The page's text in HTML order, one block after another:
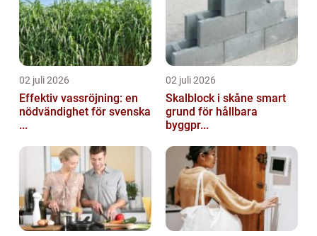
02 juli 2026
Effektiv vassröjning: en
nödvändighet för svenska
...
02 juli 2026
Skalblock i skåne smart
grund för hållbara
byggpr...